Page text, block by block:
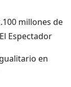
millones de
Espectador
en